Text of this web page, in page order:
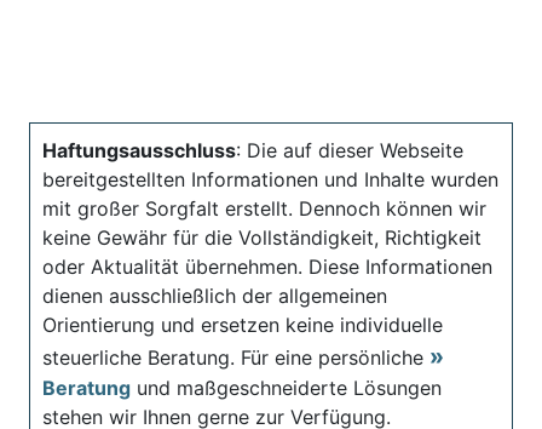
Haftungsausschluss: Die auf dieser Webseite
bereitgestellten Informationen und Inhalte wurden
mit großer Sorgfalt erstellt. Dennoch können wir
keine Gewähr für die Vollständigkeit, Richtigkeit
oder Aktualität übernehmen. Diese Informationen
dienen ausschließlich der allgemeinen
Orientierung und ersetzen keine individuelle
steuerliche Beratung. Für eine persönliche
Beratung und maßgeschneiderte Lösungen
stehen wir Ihnen gerne zur Verfügung.